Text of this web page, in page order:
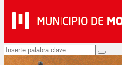
Search
for:
Search